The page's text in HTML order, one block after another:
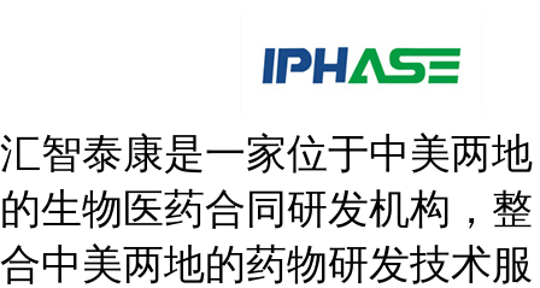
汇智泰康是一家位于中美两地
的生物医药合同研发机构，整
合中美两地的药物研发技术服